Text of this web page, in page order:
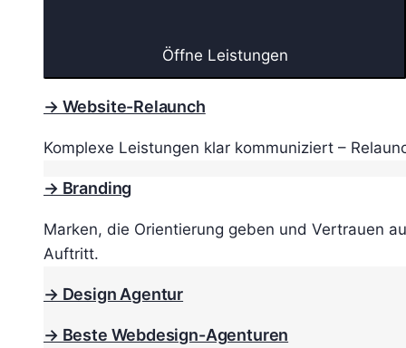
Öffne Leistungen
→ Website-Relaunch
Komplexe Leistungen klar kommuniziert –
→ Branding
Marken, die Orientierung geben und Vertrauen
Auftritt.
→ Design Agentur
→ Beste Webdesign-Agenturen